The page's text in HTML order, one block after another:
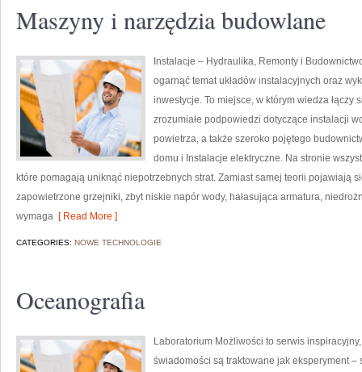
Maszyny i narzędzia budowlane
Instalacje – Hydraulika, Remonty i
ogarnąć temat układów instalacyjnych oraz
inwestycje. To miejsce, w którym wiedza
zrozumiałe podpowiedzi dotyczące instalacji
powietrza, a także szeroko pojętego
domu i Instalacje elektryczne. Na stronie
które pomagają uniknąć niepotrzebnych strat. Zamiast samej teorii pojawiają
zapowietrzone grzejniki, zbyt niskie napór wody, hałasująca armatura,
wymaga [ Read More ]
CATEGORIES: NOWE TECHNOLOGIE
Oceanografia
Laboratorium Możliwości to serwis
świadomości są traktowane jak eksperyment –